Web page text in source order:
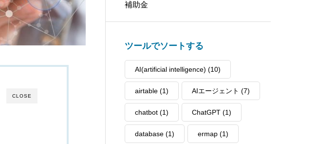
CLOSE
補助金
ツールでソートする
AI(artificial intelligence) (10)
airtable (1) AIエージェント (7)
chatbot (1) ChatGPT (1)
database (1) ermap (1)